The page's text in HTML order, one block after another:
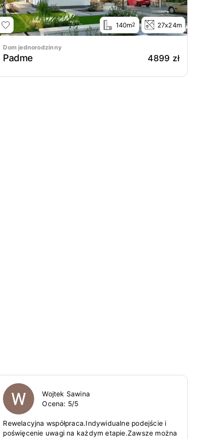
140m2 27x24m
Dom jednorodzinny
Padme 4899 zł
Wojtek Sawina
Ocena: 5/5
Rewelacyjna współpraca.Indywidualne podejście i
poświęcenie uwagi na każdym etapie.Zawsze można